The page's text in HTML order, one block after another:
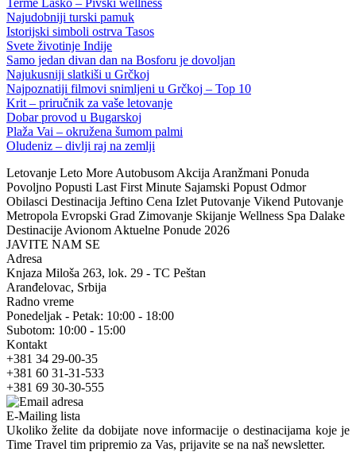
Najudobniji turski pamuk
Istorijski simboli ostrva Tasos
Svete životinje Indije
Samo jedan divan dan na Bosforu je dovoljan
Najukusniji slatkiši u Grčkoj
Najpoznatiji filmovi snimljeni u Grčkoj – Top 10
Krit – priručnik za vaše letovanje
Dobar provod u Bugarskoj
Plaža Vai – okružena šumom palmi
Oludeniz – divlji raj na zemlji
Letovanje Leto More Autobusom Akcija Aranžmani Ponuda
Povoljno Popusti Last First Minute Sajamski Popust Odmor
Obilasci Destinacija Jeftino Cena Izlet Putovanje Vikend Putovanje
Metropola Evropski Grad Zimovanje Skijanje Wellness Spa Dalake
Destinacije Avionom Aktuelne Ponude 2026
JAVITE NAM SE
Adresa
Knjaza Miloša 263, lok. 29 - TC Peštan
Aranđelovac, Srbija
Radno vreme
Ponedeljak - Petak: 10:00 - 18:00
Subotom: 10:00 - 15:00
Kontakt
+381 34 29-00-35
+381 60 31-31-533
+381 69 30-30-555
E-Mailing lista
Ukoliko želite da dobijate nove informacije o destinacijama koje je
Time Travel tim pripremio za Vas, prijavite se na naš newsletter.